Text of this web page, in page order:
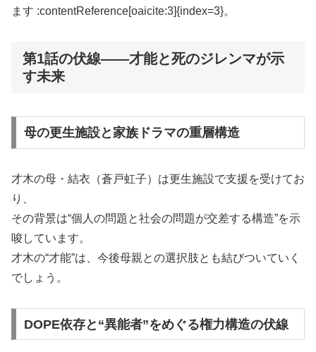
ます :contentReference[oaicite:3]{index=3}。
第1話の伏線——才能と死のジレンマが示
す未来
母の更生施設と家族ドラマの重層構造
才木の母・結衣（蒼戸虹子）は更生施設で支援を受けてお
り、
その背景は“個人の問題と社会の問題が交差する構造”を示
唆しています。
才木の“才能”は、今後母親との選択肢とも結びついていく
でしょう。
DOPE依存と“異能者”をめぐる権力構造の伏線